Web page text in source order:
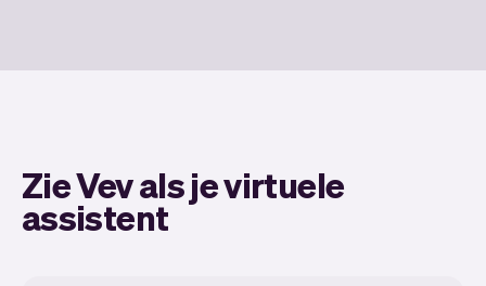
Zie Vev als je virtuele
assistent